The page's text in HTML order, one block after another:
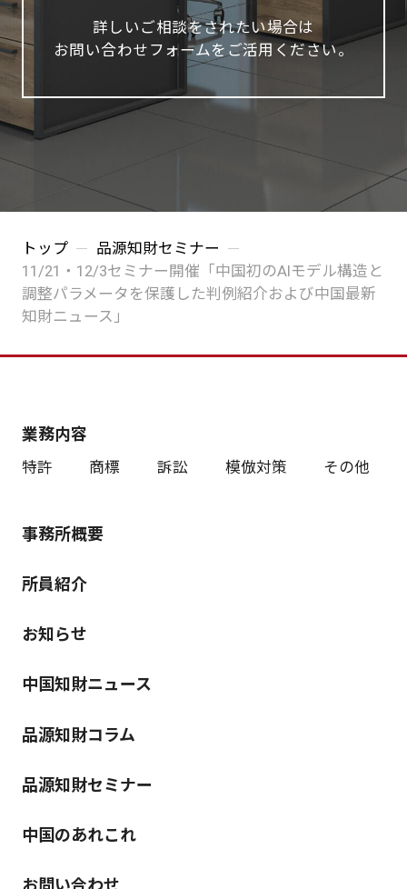
詳しいご相談をされたい場合は
お問い合わせフォームをご活用ください。
トップ
品源知財セミナー
11/21・12/3セミナー開催「中国初のAIモデル構造と
調整パラメータを保護した判例紹介および中国最新
知財ニュース」
業務内容
特許 商標 訴訟 模倣対策 その他
事務所概要
所員紹介
お知らせ
中国知財ニュース
品源知財コラム
品源知財セミナー
中国のあれこれ